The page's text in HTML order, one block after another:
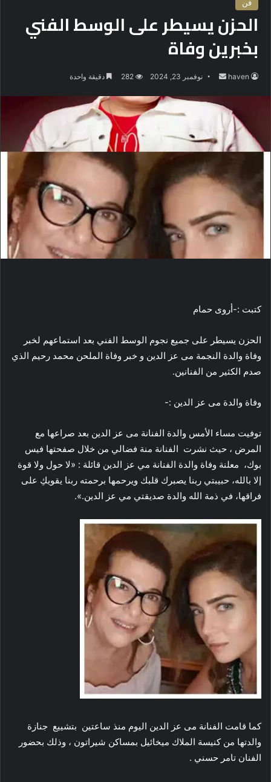
فن
الحزن يسيطر على الوسط الفني
بخبرين وفاة
haven
س
د
ل
ك
ي
نوفمبر 23, 2024 282 دقيقة واحدة
كتبت :-أروى حمام
الحزن يسيطر على جميع نجوم الوسط الفني بعد استماعهم لخبر
وفاة والدة النجمة مى عز الدين و خبر وفاة الملحن محمد رحيم الذي
صدم الكثير من الفنانين.
وفاة والدة مى عز الدين :-
توفيت مساء الأمس والدة الفنانة مى عز الدين بعد صراعها مع
المرض ، حيث نشرت الفنانة منة فضالي من خلال صفحتها فيس
بوك، معلنة وفاة والدة الفنانة مي عز الدين قائلة : «لا حول ولا قوة
إلا بالله، حبيبتي ربنا يصبرك قلبك ويرحمها برحمته ربنا يقويكِ على
فراقها، في ذمة الله والدة صديقتي مي عز الدين.».
كما قامت الفنانة مى عز الدين اليوم منذ ساعتين بتشييع جنازة
والدتها من كنيسة الملاك ميخائيل بمساكن شيراتون ، وذلك بحضور
الفنان تامر حسني .